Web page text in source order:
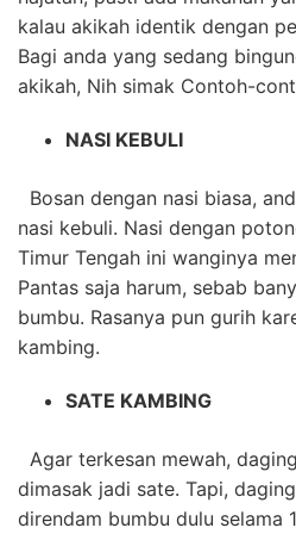
kalau akikah identik dengan
Bagi anda yang sedang
akikah, Nih simak Contoh-
NASI KEBULI
Bosan dengan nasi biasa,
nasi kebuli. Nasi dengan
Timur Tengah ini wanginya
Pantas saja harum, sebab
bumbu. Rasanya pun gurih
kambing.
SATE KAMBING
Agar terkesan mewah,
dimasak jadi sate. Tapi,
direndam bumbu dulu selama